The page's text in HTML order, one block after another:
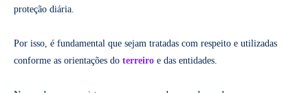
proteção diária.
Por isso, é fundamental que sejam tratadas com respeito e utilizadas
conforme as orientações do terreiro e das entidades.